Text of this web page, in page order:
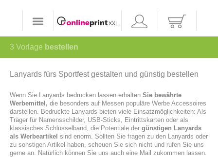
3 Vorlage bestellen
Lanyards fürs Sportfest gestalten und günstig bestellen
Wenn Sie Lanyards bedrucken lassen erhalten Sie bewährte
Werbemittel, die besonders auf Messen populäre Werbe Accessoires
darstellen. Bedruckte Lanyards bieten viele Einsatzmöglichkeiten: Als
Träger für Namensschilder, USB-Sticks, Eintrittskarten oder als
klassisches Schlüsselband, die Potentiale der günstigen Lanyards
als Werbeartikel sind enorm. Sollten Sie fragen zu den Lanyards oder
zu sonstigen Artikel haben, scheuen Sie sich nicht und rufen Sie uns
gerne an. Natürlich können Sie uns auch eine Mail zukommen lassen.